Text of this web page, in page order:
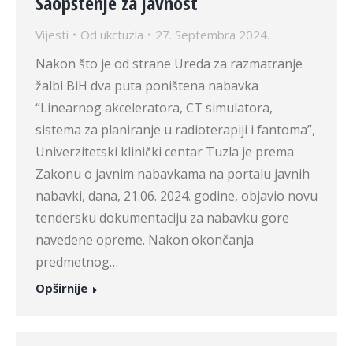
Vijesti Od ukctuzla 27. Septembra 2024.
Nakon što je od strane Ureda za razmatranje
žalbi BiH dva puta poništena nabavka
“Linearnog akceleratora, CT simulatora,
sistema za planiranje u radioterapiji i fantoma”,
Univerzitetski klinički centar Tuzla je prema
Zakonu o javnim nabavkama na portalu javnih
nabavki, dana, 21.06. 2024. godine, objavio novu
tendersku dokumentaciju za nabavku gore
navedene opreme. Nakon okončanja
predmetnog…
Opširnije